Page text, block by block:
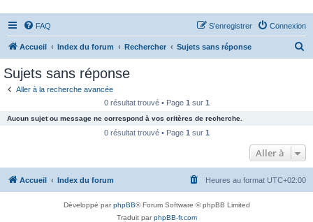
FAQ Connexion
S’enregistrer
Accueil Index du forum Rechercher Sujets sans réponse
c
e
Sujets sans réponse
Aller à la recherche avancée
0 résultat trouvé • Page 1 sur 1
Aucun sujet ou message ne correspond à vos critères de recherche.
0 résultat trouvé • Page 1 sur 1
Aller à
Accueil Index du forum Heures au format UTC+02:00
Développé parphpBB® Forum Software © phpBB Limited
Traduit parphpBB-fr.com